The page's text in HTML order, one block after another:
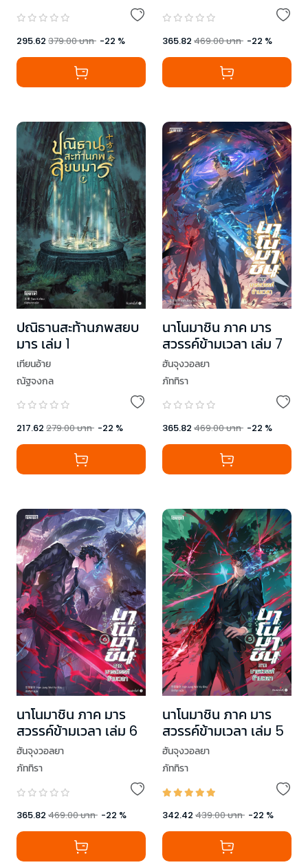
295.62 379.00บาท -22 % 365.82 469.00บาท -22 %
ปณิธานสะท้านภพสยบ
มาร เล่ม 1
เทียนอ้าย
ณัฐจงกล
217.62 279.00บาท -22 %
นาโนมาชิน ภาค มาร
สวรรค์ข้ามเวลา เล่ม 7
ฮันจุงวอลยา
ภัททิรา
365.82 469.00บาท -22 %
นาโนมาชิน ภาค มาร
สวรรค์ข้ามเวลา เล่ม 6
ฮันจุงวอลยา
ภัททิรา
365.82 469.00บาท -22 %
นาโนมาชิน ภาค มาร
สวรรค์ข้ามเวลา เล่ม 5
ฮันจุงวอลยา
ภัททิรา
342.42 439.00บาท -22 %